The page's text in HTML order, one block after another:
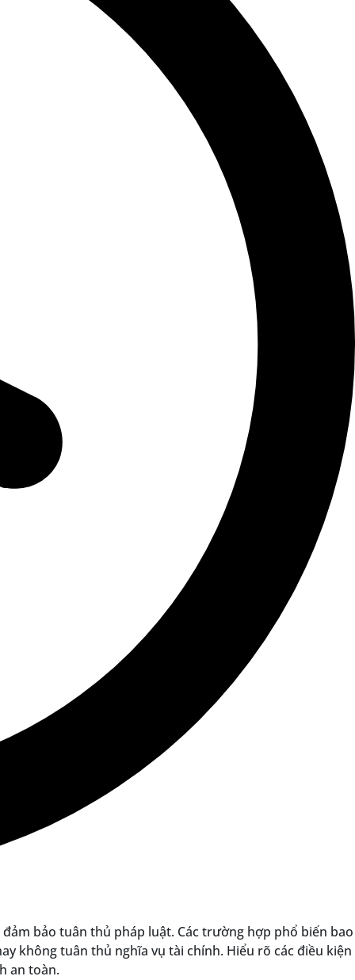
bảo tuân thủ pháp luật. Các trường hợp phổ biến bao
không tuân thủ nghĩa vụ tài chính. Hiểu rõ các điều kiện
an toàn.